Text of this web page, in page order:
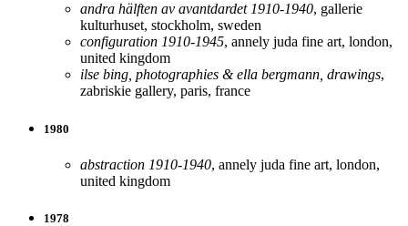
andra hälften av avantdardet 1910-1940, gallerie
kulturhuset, stockholm, sweden
configuration 1910-1945, annely juda fine art, london,
united kingdom
ilse bing, photographies & ella bergmann, drawings,
zabriskie gallery, paris, france
1980
abstraction 1910-1940, annely juda fine art, london,
united kingdom
1978